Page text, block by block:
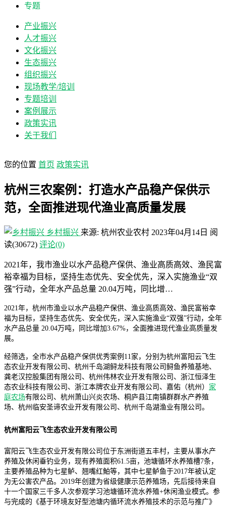
专题
产业振兴
人才振兴
文化振兴
生态振兴
组织振兴
现场教学/培训
专题培训
案例展示
政策实讯
关于我们
您的位置 首页 政策实讯
杭州三农案例：打造水产品稳产保供示
范，全面推进现代渔业高质量发展
乡村振兴 来源: 杭州农业农村 2023年04月14日 阅
读(30672) 评论(0)
2021年，我市渔业以水产品稳产保供、渔业高质高效、渔民富
裕幸福为目标，坚持生态优先、安全优先，深入实施渔业“双
强”行动，全年水产品总量 20.04万吨，同比增…
2021年，杭州市渔业以水产品稳产保供、渔业高质高效、渔民富裕幸
福为目标，坚持生态优先、安全优先，深入实施渔业“双强”行动，全年
水产品总量 20.04万吨，同比增加3.67%，全面推进现代渔业高质量发
展。
经筛选，全市水产品稳产保供优秀案例11家，分别为杭州富阳云飞生
态农业开发有限公司、杭州千岛湖鲟龙科技有限公司鲟鱼养殖基地、
龚老汉控股集团有限公司、杭州伟林农业开发有限公司、浙江恒泽生
态农业科技有限公司、浙江本牌农业开发有限公司、嘉佑（杭州） 家
庭农场有限公司、杭州萧山兴炎农场、桐庐县江南镇群群水产养殖
场、杭州临安圣谛农业开发有限公司、杭州千岛湖渔业有限公司。
杭州富阳云飞生态农业开发有限公司
富阳云飞生态农业开发有限公司位于东洲街道五丰村，主要从事水产
养殖及休闲垂钓业务，现有养殖面积61.5亩，池塘循环水养殖槽7条，
主要养殖品种为七星鲈、翘嘴红鮊等，其中七星鲈鱼于2017年被认定
为无公害农产品。2019年创建为省级健康示范养殖场，先后接待来自
十一个国家三千多人次参观学习池塘循环流水养殖+休闲渔业模式。参
与完成的《基于环境友好型池塘内循环流水养殖技术的示范与推广》